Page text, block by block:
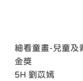
細看童畫-兒童及
金獎
5H 劉苡嫣